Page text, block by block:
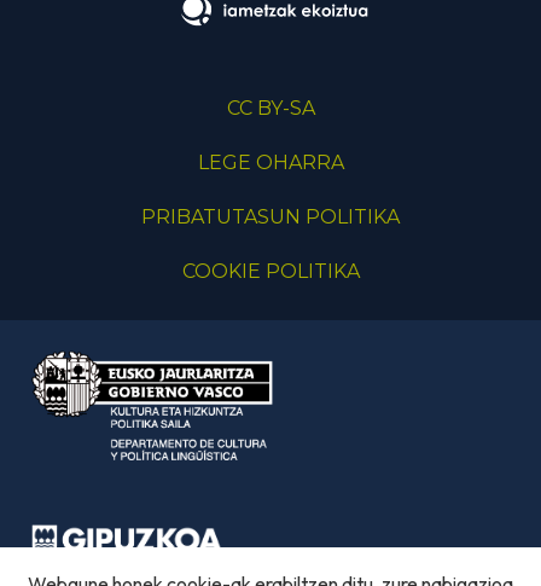
CC BY-SA
LEGE OHARRA
PRIBATUTASUN POLITIKA
COOKIE POLITIKA